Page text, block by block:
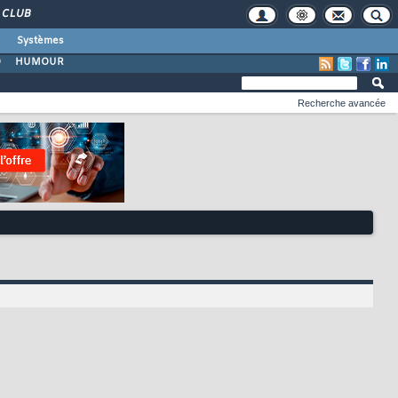
CLUB
Systèmes
HUMOUR
Recherche avancée